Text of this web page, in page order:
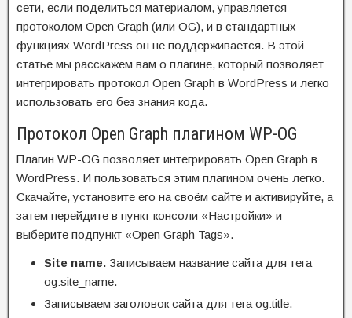
сети, если поделиться материалом, управляется
протоколом Open Graph (или OG), и в стандартных
функциях WordPress он не поддерживается. В этой
статье мы расскажем вам о плагине, который позволяет
интегрировать протокол Open Graph в WordPress и легко
использовать его без знания кода.
Протокол Open Graph плагином WP-OG
Плагин WP-OG позволяет интегрировать Open Graph в
WordPress. И пользоваться этим плагином очень легко.
Скачайте, установите его на своём сайте и активируйте, а
затем перейдите в пункт консоли «Настройки» и
выберите подпункт «Open Graph Tags».
Site name. Записываем название сайта для тега
og:site_name.
Записываем заголовок сайта для тега og:title.